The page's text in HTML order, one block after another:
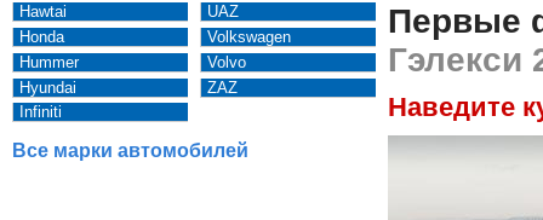
Hawtai
Honda
Hummer
Hyundai
Infiniti
UAZ
Volkswagen
Volvo
ZAZ
Все марки автомобилей
Первые
Гэлекси
Наведите